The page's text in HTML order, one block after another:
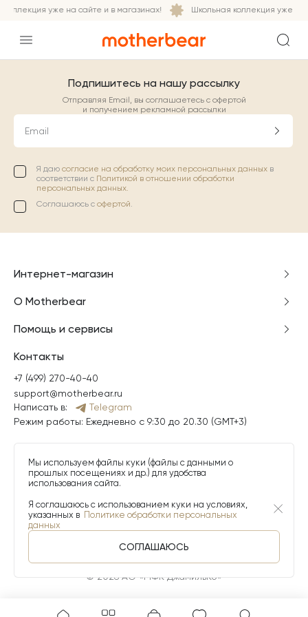
уже на сайте и в магазинах! Школьная коллекция уже на
Подпишитесь на нашу рассылку
Отправляя Email, вы соглашаетесь с офертой
и получением рекламной рассылки
Email
Я даю согласие на обработку моих персональных данных в
соответствии с Политикой в отношении обработки
персональных данных.
Соглашаюсь с офертой.
Интернет-магазин
О Motherbear
Помощь и сервисы
Контакты
+7 (499) 270-40-40
support@motherbear.ru
Написать в:
Telegram
Режим работы: Ежедневно с 9:30 до 20.30 (GMT+3)
© 2026 АО «МФК ДжамильКо»
Мы используем файлы куки (файлы с данными о
прошлых посещениях и др.) для удобства
использования сайта.
Я соглашаюсь с использованием куки на условиях,
указанных в Политике обработки персональных
данных
СОГЛАШАЮСЬ